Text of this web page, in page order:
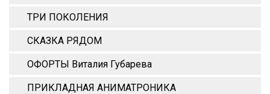
ТРИ ПОКОЛЕНИЯ
СКАЗКА РЯДОМ
ОФОРТЫ Виталия Губарева
ПРИКЛАДНАЯ АНИМАТРОНИКА